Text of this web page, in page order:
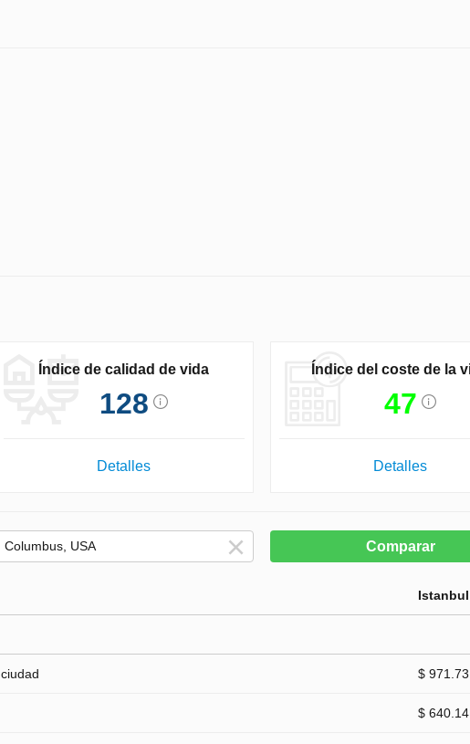
Índice de calidad de vida
128
Detalles
Índice del coste de la
47
Detalles
Comparar
Istanbul
$ 971.73
$ 640.14